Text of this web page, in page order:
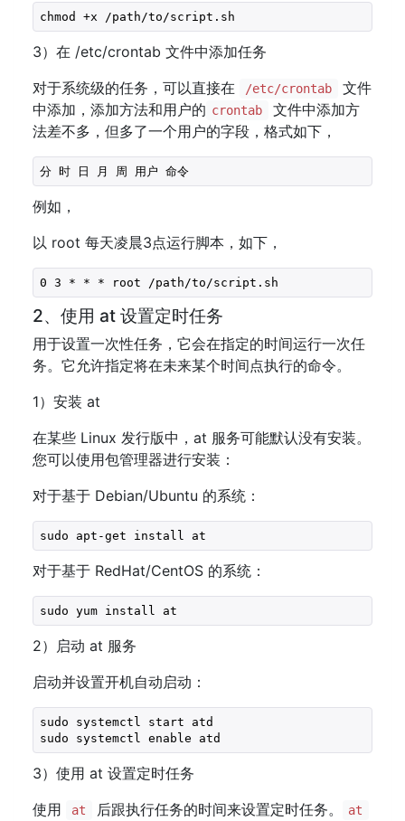
chmod +x /path/to/script.sh
3）在 /etc/crontab 文件中添加任务
对于系统级的任务，可以直接在
/etc/crontab
文件
中添加，添加方法和用户的 crontab
文件中添加方
法差不多，但多了一个用户的字段，格式如下，
分 时 日 月 周 用户 命令
例如，
以 root 每天凌晨3点运行脚本，如下，
0 3 * * * root /path/to/script.sh
2、使用 at 设置定时任务
用于设置一次性任务，它会在指定的时间运行一次任
务。它允许指定将在未来某个时间点执行的命令。
1）安装 at
在某些 Linux 发行版中，at 服务可能默认没有安装。
您可以使用包管理器进行安装：
对于基于 Debian/Ubuntu 的系统：
sudo apt-get install at
对于基于 RedHat/CentOS 的系统：
sudo yum install at
2）启动 at 服务
启动并设置开机自动启动：
sudo systemctl start atd
sudo systemctl enable atd
3）使用 at 设置定时任务
使用
at 后跟执行任务的时间来设置定时任务。 at